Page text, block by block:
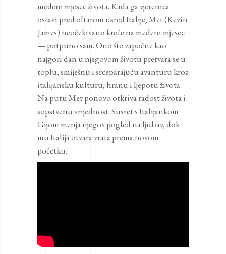
medeni mjesec života. Kada ga vjerenica
ostavi pred oltarom usred Italije, Met (Kevin
James) neočekivano kreće na medeni mjesec
— potpuno sam. Ono što započne kao
najgori dan u njegovom životu pretvara se u
toplu, smiješnu i srceparajuću avanturu kroz
italijansku kulturu, hranu i ljepotu života.
Na putu Met ponovo otkriva radost života i
sopstvenu vrijednost. Susret s Italijankom
Gijom menja njegov pogled na ljubav, dok
mu Italija otvara vrata prema novom
početku.